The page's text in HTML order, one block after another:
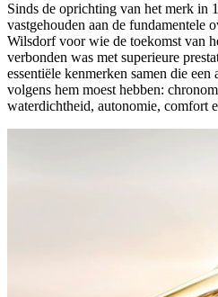
Sinds de oprichting van het merk in
vastgehouden aan de fundamentele
Wilsdorf voor wie de toekomst van
verbonden was met superieure
essentiële kenmerken samen die
volgens hem moest hebben:
waterdichtheid, autonomie, comfort